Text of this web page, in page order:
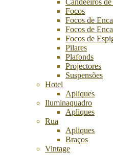
Focos
Focos de
Focos de
Focos de
Pilares
Plafonds
Projectores
Suspensões
Hotel
Apliques
Iluminaquadro
Apliques
Rua
Apliques
Braços
Vintage